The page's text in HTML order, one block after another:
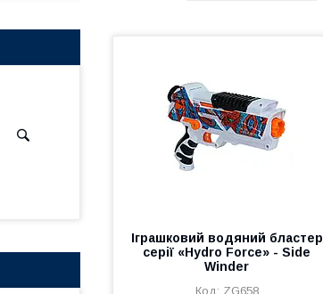
Іграшковий водяний бластер
серії «Hydro Force» - Side
Winder
ZG658